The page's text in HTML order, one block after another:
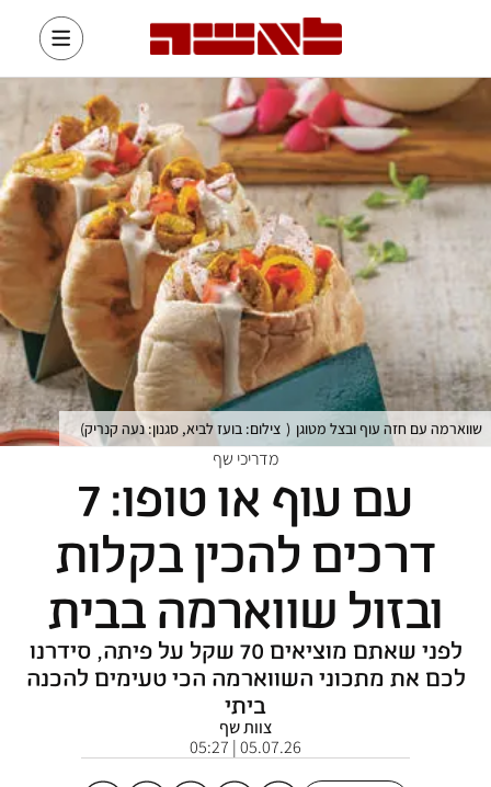
שווארמה עם חזה עוף ובצל מטוגן ( צילום: בועז לביא, סגנון: נעה קנריק)
מדריכי שף
עם עוף או טופו: 7
דרכים להכין בקלות
ובזול שווארמה בבית
לפני שאתם מוציאים 70 שקל על פיתה, סידרנו
לכם את מתכוני השווארמה הכי טעימים להכנה
ביתי
צוות שף
05.07.26 | 05:27